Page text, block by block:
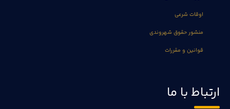
اوقات شرعی
منشور حقوق شهروندی
قوانین و مقررات
ارتباط با ما